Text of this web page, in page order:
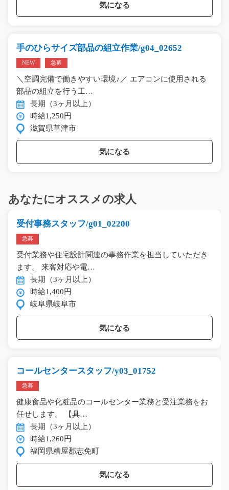
気になる
手のひらサイズ部品の組立作業/g04_02652
NEW 急募
＼空調完備で働きやすい環境♪／ エアコンに使用される
部品の組立を行う工…
長期（3ヶ月以上）
時給1,250円
滋賀県草津市
気になる
あなたにオススメの求人
受付事務スタッフ/g01_02200
急募
受付業務や住宅設計関連の事務作業を担当していただき
ます。 来客対応や電…
長期（3ヶ月以上）
時給1,400円
岐阜県岐阜市
気になる
コールセンタースタッフ/y03_01752
急募
健康食品や化粧品のコールセンター業務と受注業務をお
任せします。 【具…
長期（3ヶ月以上）
時給1,260円
福岡県糟屋郡志免町
気になる